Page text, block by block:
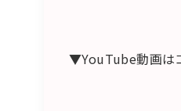
▼YouTube動画は